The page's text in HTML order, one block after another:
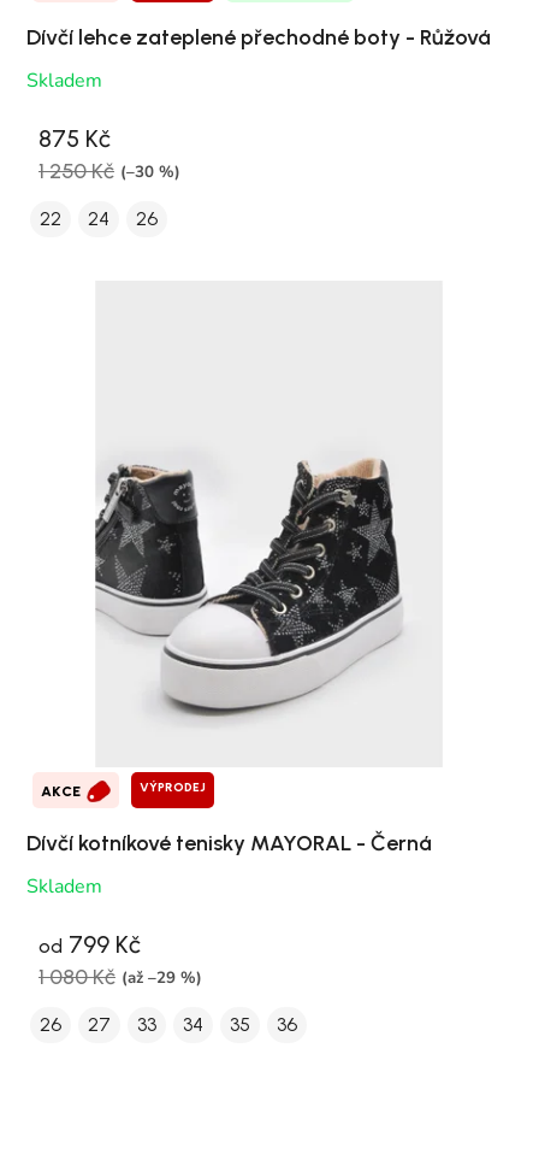
Dívčí lehce zateplené přechodné boty - Růžová
Skladem
875 Kč
1 250 Kč (–30 %)
22 24 26
AKCE VÝPRODEJ
Dívčí kotníkové tenisky MAYORAL - Černá
Skladem
od 799 Kč
1 080 Kč (až –29 %)
26 27 33 34 35 36